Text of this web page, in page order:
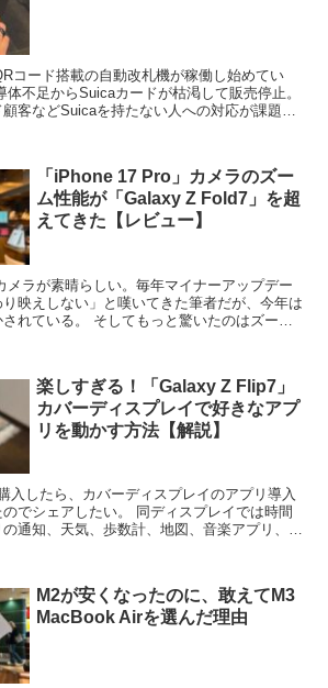
コード搭載の自動改札機が稼働し始めてい
不足からSuicaカードが枯渇して販売停止。
客などSuicaを持たない人への対応が課題と
「iPhone 17 Pro」カメラのズー
ム性能が「Galaxy Z Fold7」を超
えてきた【レビュー】
メラが素晴らしい。毎年マイナーアップデー
り映えしない」と嘆いてきた筆者だが、今年は
れている。 そしてもっと驚いたのはズーム
楽しすぎる！「Galaxy Z Flip7」
カバーディスプレイで好きなアプ
リを動かす方法【解説】
入したら、カバーディスプレイのアプリ導入
でシェアしたい。 同ディスプレイでは時間
通知、天気、歩数計、地図、音楽アプリ、
M2が安くなったのに、敢えてM3
MacBook Airを選んだ理由